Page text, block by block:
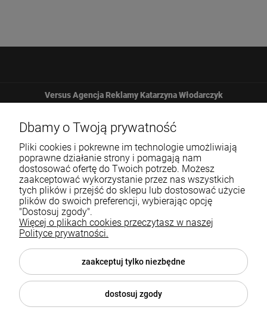
Versus Agencja Reklamy Katarzyna Włodarczyk
Żbicka 161
32-065 Krzeszowice
12 307 25 82
Pomoc
Blog
O nas
Dbamy o Twoją prywatność
Pliki cookies i pokrewne im technologie umożliwiają
poprawne działanie strony i pomagają nam
dostosować ofertę do Twoich potrzeb. Możesz
zaakceptować wykorzystanie przez nas wszystkich
tych plików i przejść do sklepu lub dostosować użycie
plików do swoich preferencji, wybierając opcję
"Dostosuj zgody".
Więcej o plikach cookies przeczytasz w naszej
Polityce prywatności.
zaakceptuj tylko niezbędne
dostosuj zgody